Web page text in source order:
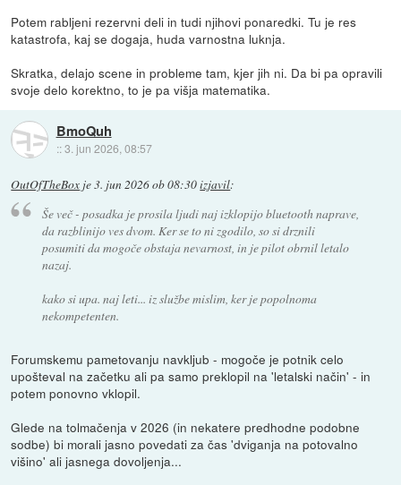
Potem rabljeni rezervni deli in tudi njihovi ponaredki. Tu je res
katastrofa, kaj se dogaja, huda varnostna luknja.
Skratka, delajo scene in probleme tam, kjer jih ni. Da bi pa opravili
svoje delo korektno, to je pa višja matematika.
BmoQuh
::3. jun 2026, 08:57
OutOfTheBox je3. jun 2026 ob 08:30izjavil:
Še več - posadka je prosila ljudi naj izklopijo bluetooth naprave,
da razblinijo ves dvom. Ker se to ni zgodilo, so si drznili
posumiti da mogoče obstaja nevarnost, in je pilot obrnil letalo
nazaj.
kako si upa. naj leti... iz službe mislim, ker je popolnoma
nekompetenten.
Forumskemu pametovanju navkljub - mogoče je potnik celo
upošteval na začetku ali pa samo preklopil na 'letalski način' - in
potem ponovno vklopil.
Glede na tolmačenja v 2026 (in nekatere predhodne podobne
sodbe) bi morali jasno povedati za čas 'dviganja na potovalno
višino' ali jasnega dovoljenja...